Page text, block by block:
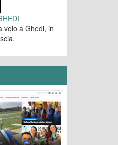
volo a Ghedi, in